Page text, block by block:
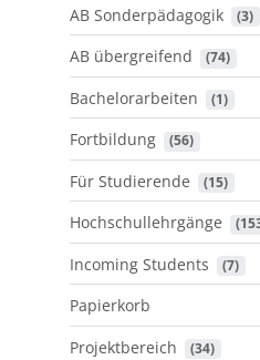
AB Sonderpädagogik (3)
AB übergreifend (74)
Bachelorarbeiten (1)
Fortbildung (56)
Für Studierende (15)
Hochschullehrgänge
Incoming Students (7)
Papierkorb
Projektbereich
(34)